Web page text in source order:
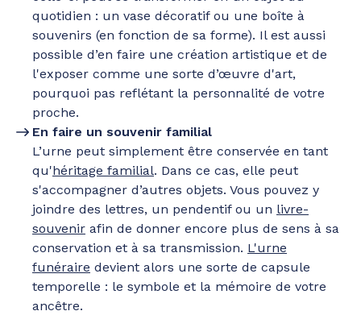
quotidien : un vase décoratif ou une boîte à
souvenirs (en fonction de sa forme). Il est aussi
possible d’en faire une création artistique et de
l'exposer comme une sorte d’œuvre d'art,
pourquoi pas reflétant la personnalité de votre
proche.
En faire un souvenir familial
L’urne peut simplement être conservée en tant
qu'héritage familial. Dans ce cas, elle peut
s'accompagner d’autres objets. Vous pouvez y
joindre des lettres, un pendentif ou un livre-
souvenir afin de donner encore plus de sens à sa
conservation et à sa transmission. L'urne
funéraire devient alors une sorte de capsule
temporelle : le symbole et la mémoire de votre
ancêtre.